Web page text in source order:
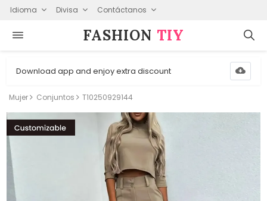
Idioma Divisa Contáctanos
FASHION⁠ TIY
Download app and enjoy extra discount
Mujer Conjuntos T10250929144